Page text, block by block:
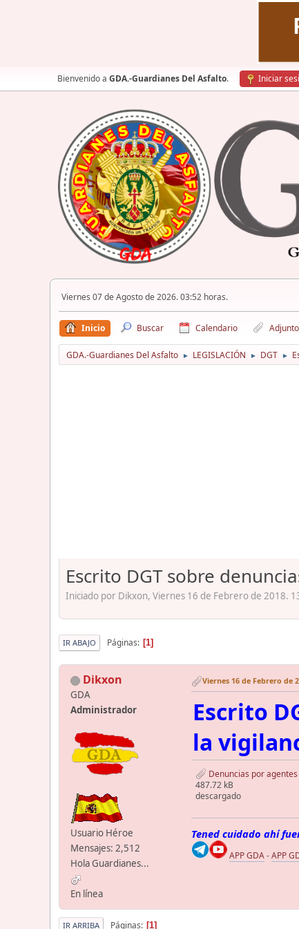
Bienvenido a GDA.-Guardianes Del Asfalto. Iniciar
Viernes 07 de Agosto de 2026. 03:52 horas.
Inicio Buscar Calendario
GDA.-Guardianes Del Asfalto ► LEGISLACIÓN ► DGT ►
Escrito DGT sobre
Iniciado por Dikxon, Viernes 16 de Febrero de 2018.
IR ABAJO Páginas 1
Dikxon
GDA
Administrador
Usuario Héroe
Mensajes: 2,512
Hola Guardianes...
En línea
Viernes 16 de Febrero de
Escrito
la
Denuncias por
487.72 kB
descargado
Tened cuidado ahí
APP GDA-APP
IR ARRIBA Páginas 1